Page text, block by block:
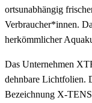
ortsunabhängig
Verbraucher*innen.
herkömmlicher
Das Unternehmen
dehnbare Lichtfolien.
Bezeichnung X-